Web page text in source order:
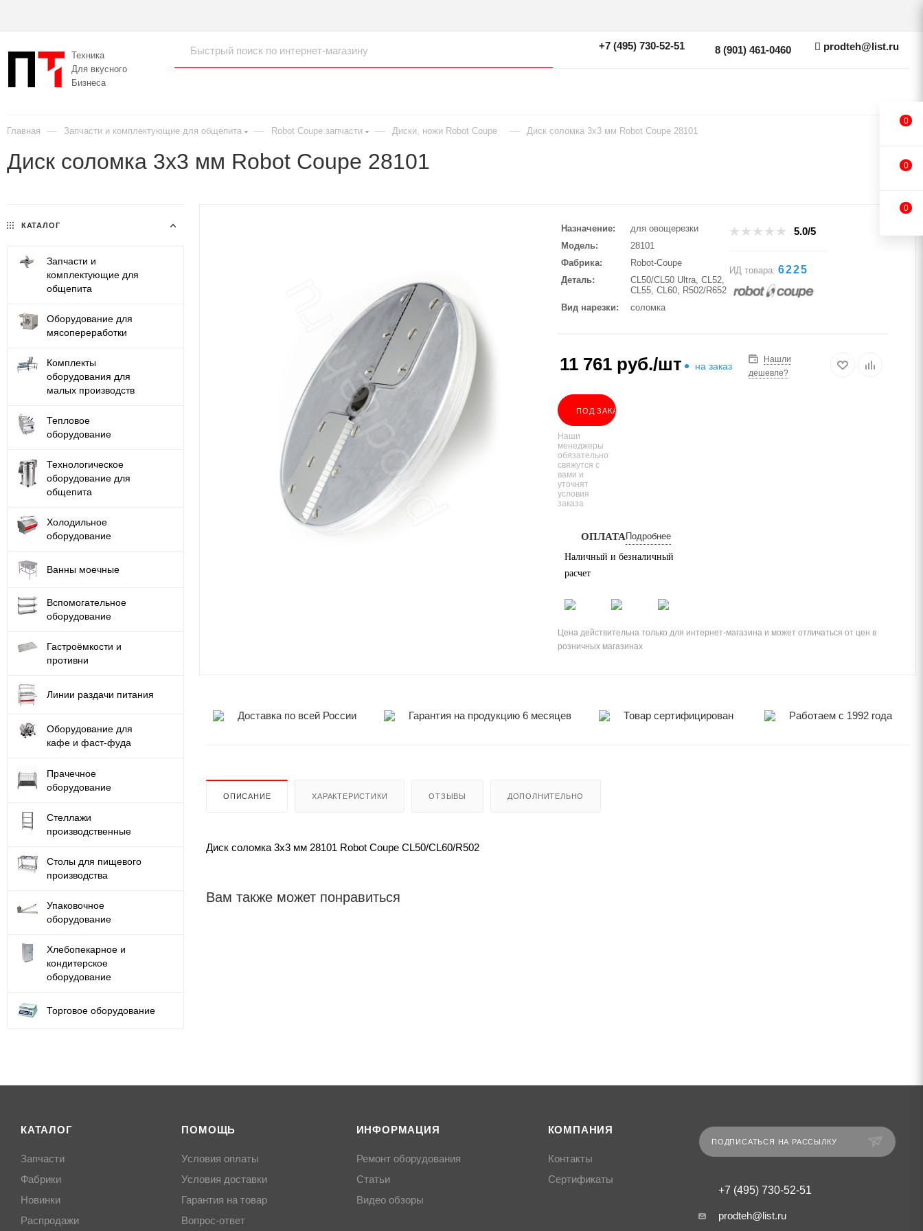
Техника
Для вкусного
Бизнеса
+7 (495) 730-52-51 8 (901) 461-0460 prodteh@list.ru
Главная — Запчасти и комплектующие для общепита — Robot Coupe запчасти — Диски, ножи Robot Coupe — Диск соломка 3х3 мм Robot Coupe 28101
Диск соломка 3х3 мм Robot Coupe 28101
Назначение
для овощерезки
Модель
28101
Фабрика
Robot-Coupe
Деталь
CL50/CL50 Ultra, CL52,
CL55, CL60, R502/R652
Вид нарезки
соломка
5.0/5
ИД товара: 6225
11 761 руб./шт на заказ
Нашли
дешевле?
ПОД ЗАКАЗ
Наши
менеджеры
обязательно
свяжутся с
вами и
уточнят
условия
заказа
ОПЛАТА Подробнее
Наличный и безналичный
расчет
Цена действительна только для интернет-магазина и может отличаться от цен в
розничных магазинах
Доставка по всей России Гарантия на продукцию 6 месяцев Товар сертифицирован Работаем с 1992 года
ОПИСАНИЕ ХАРАКТЕРИСТИКИ ОТЗЫВЫ ДОПОЛНИТЕЛЬНО
Диск соломка 3х3 мм 28101 Robot Coupe CL50/CL60/R502
Вам также может понравиться
КАТАЛОГ
Запчасти и
комплектующие для
общепита
Оборудование для
мясопереработки
Комплекты
оборудования для
малых производств
Тепловое
оборудование
Технологическое
оборудование для
общепита
Холодильное
оборудование
Ванны моечные
Вспомогательное
оборудование
Гастроёмкости и
противни
Линии раздачи питания
Оборудование для
кафе и фаст-фуда
Прачечное
оборудование
Стеллажи
производственные
Столы для пищевого
производства
Упаковочное
оборудование
Хлебопекарное и
кондитерское
оборудование
Торговое оборудование
КАТАЛОГ
Запчасти
Фабрики
Новинки
Распродажи
ПОМОЩЬ
Условия оплаты
Условия доставки
Гарантия на товар
Вопрос-ответ
ИНФОРМАЦИЯ
Ремонт оборудования
Статьи
Видео обзоры
КОМПАНИЯ
Контакты
Сертификаты
ПОДПИСАТЬСЯ НА РАССЫЛКУ
+7 (495) 730-52-51
prodteh@list.ru
0
0
0